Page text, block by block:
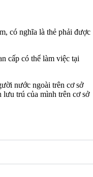
có nghĩa là thẻ phải được
cấp có thể làm việc tại
nước ngoài trên cơ sở
trú của mình trên cơ sở